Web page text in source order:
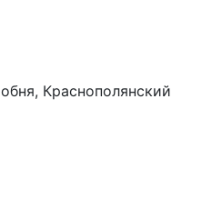
Краснополянский